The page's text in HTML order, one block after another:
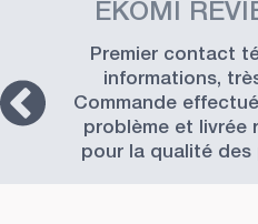
EKOMI
Premier contact
informations,
Commande
problème et livrée
pour la qualité des